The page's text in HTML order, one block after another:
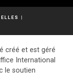
|
créé et est géré
International
le soutien